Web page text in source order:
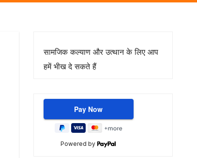
सामजिक कल्याण और उत्थान के लिए आप
हमें भीख दे सकते हैं
Powered by